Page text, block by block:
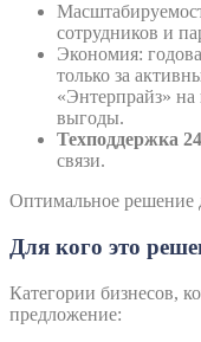
сотрудников и
Экономия:
только за
«Энтерпрайз»
выгоды.
Техподдержка
связи.
Оптимальное решение
Для кого это
Категории бизнесов,
предложение: